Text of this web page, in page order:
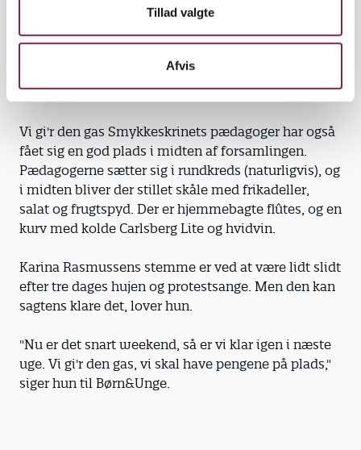
Tillad valgte
Afvis
skille os ud for at få det," siger hun med henvisning
til pædagogernes strejke - og bordet, der rager op
Vi gi'r den gas Smykkeskrinets pædagoger har også
fået sig en god plads i midten af forsamlingen.
Pædagogerne sætter sig i rundkreds (naturligvis), og
i midten bliver der stillet skåle med frikadeller,
salat og frugtspyd. Der er hjemmebagte flûtes, og en
kurv med kolde Carlsberg Lite og hvidvin.
Karina Rasmussens stemme er ved at være lidt slidt
efter tre dages hujen og protestsange. Men den kan
sagtens klare det, lover hun.
"Nu er det snart weekend, så er vi klar igen i næste
uge. Vi gi'r den gas, vi skal have pengene på plads,"
siger hun til Børn&Unge.